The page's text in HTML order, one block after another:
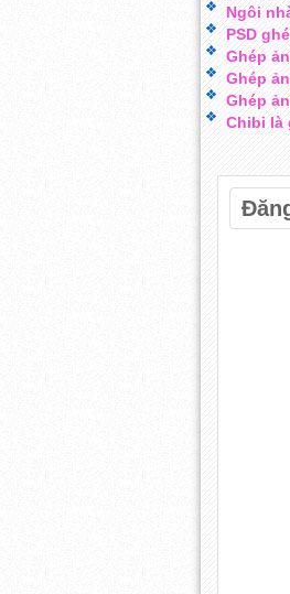
Ngôi
PSD
Ghép
Ghép
Ghép
Chibi là